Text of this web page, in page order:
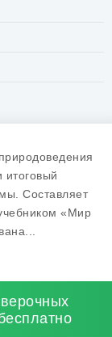
Составляет
«Мир